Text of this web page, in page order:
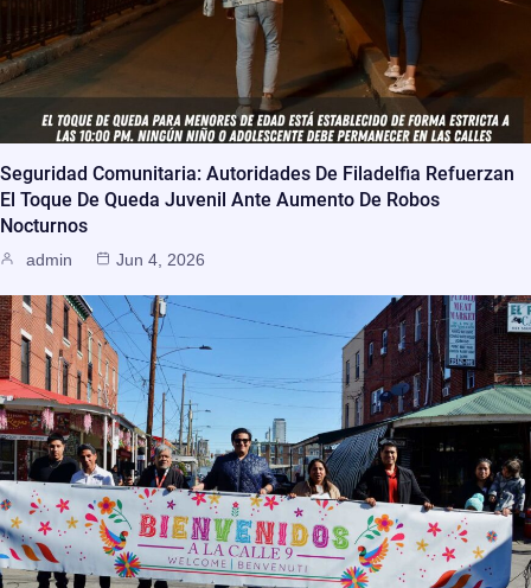
Seguridad Comunitaria: Autoridades De Filadelfia Refuerzan
El Toque De Queda Juvenil Ante Aumento De Robos
Nocturnos
admin Jun 4, 2026